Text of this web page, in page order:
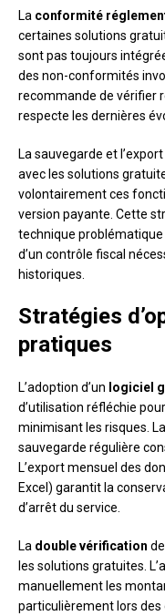
La conformité
certaines solutions
sont pas toujours
des non-conformités
recommande de vérifier
respecte les dernières
La sauvegarde et
avec les solutions
volontairement ces
version payante. Cette
technique problématique
d’un contrôle fiscal
historiques.
Stratégies
pratiques
L’adoption d’un logiciel
d’utilisation réfléchie
minimisant les risques.
sauvegarde régulière
L’export mensuel des
Excel) garantit la
d’arrêt du service.
La double vérification
les solutions gratuites.
manuellement les
particulièrement lors